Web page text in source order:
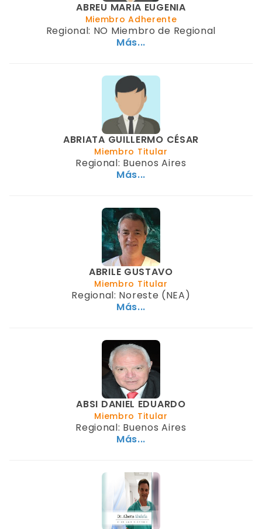
ABREU MARIA EUGENIA
Miembro Adherente
Regional: NO Miembro de Regional
Más...
ABRIATA GUILLERMO CÉSAR
Miembro Titular
Regional: Buenos Aires
Más...
ABRILE GUSTAVO
Miembro Titular
Regional: Noreste (NEA)
Más...
ABSI DANIEL EDUARDO
Miembro Titular
Regional: Buenos Aires
Más...